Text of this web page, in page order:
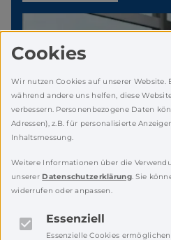
Cookies
Wir nutzen Cookies auf unserer Website.
während andere uns helfen, diese
verbessern. Personenbezogene Daten
Adressen), z.B. für personalisierte
Inhaltsmessung.
Weitere Informationen über die
unserer Datenschutzerklärung. Sie
widerrufen oder anpassen.
Essenziell
Essenzielle Cookies